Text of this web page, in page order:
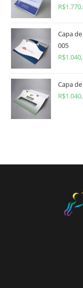
R$
Capa
005
R$
Capa
R$